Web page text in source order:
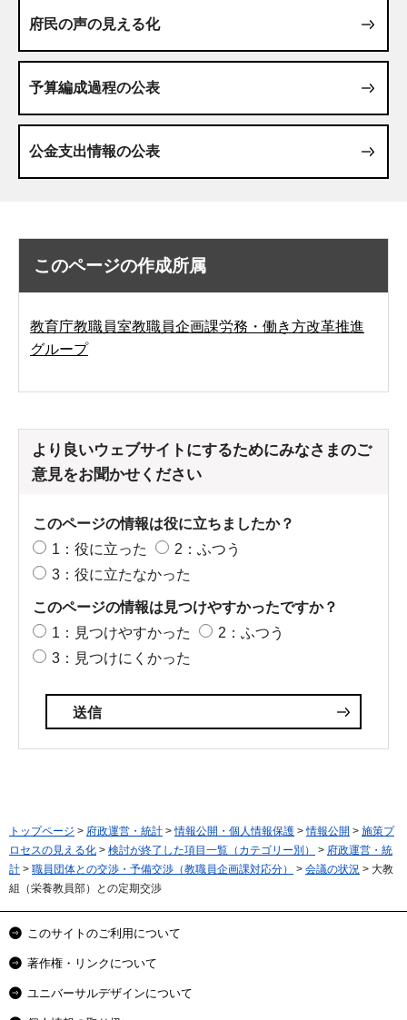
府民の声の見える化
予算編成過程の公表
公金支出情報の公表
このページの作成所属
教育庁教職員室教職員企画課労務・働き方改革推進
グループ
より良いウェブサイトにするためにみなさまのご
意見をお聞かせください
このページの情報は役に立ちましたか？
1：役に立った
2：ふつう
3：役に立たなかった
このページの情報は見つけやすかったですか？
1：見つけやすかった
2：ふつう
3：見つけにくかった
トップページ > 府政運営・統計 >情報公開・個人情報保護 >情報公開 > 施策プ
ロセスの見える化 > 検討が終了した項目一覧（カテゴリー別） > 府政運営・統
計 > 職員団体との交渉・予備交渉（教職員企画課対応分） > 会議の状況 > 大教
組（栄養教員部）との定期交渉
このサイトのご利用について
著作権・リンクについて
ユニバーサルデザインについて